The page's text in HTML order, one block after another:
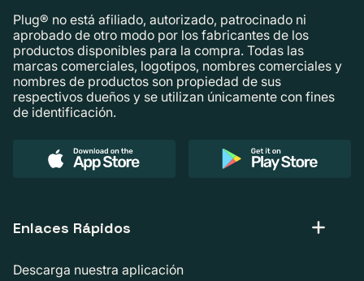
Plug® no está afiliado, autorizado, patrocinado ni
aprobado de otro modo por los fabricantes de los
productos disponibles para la compra. Todas las
marcas comerciales, logotipos, nombres comerciales y
nombres de productos son propiedad de sus
respectivos dueños y se utilizan únicamente con fines
de identificación.
Enlaces Rápidos
Descarga nuestra aplicación